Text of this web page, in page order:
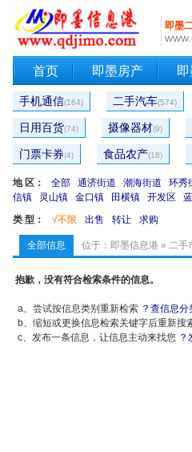
即墨
首页 即墨房产
手机通信(164) 二手汽车(574)
日用百货(74) 摄像器材(9)
门票卡券(4) 食品农产(18)
地 区： 全部 通济街道 潮海街道 环秀
信镇
灵山镇 金口镇 田横镇 开发区
类 型：
√不限 出售 转让 求购
全部信息 位于： 即墨信息港 » 二手
抱歉，没有符合检索条件的信息。
a、尝试按信息类别重新检索 ？查信息分
b、缩短或更换信息检索关键字后重新搜
c、发布一条信息，让信息主动来找您 ？